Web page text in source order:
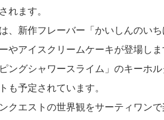
れます。
、新作フレーバー「かいしんのい
やアイスクリームケーキが登場しま
ピングシャワースライム」のキーホ
も予定されています。
クエストの世界観をサーティワン